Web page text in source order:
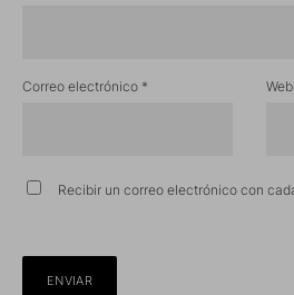
Correo electrónico * Web
Recibir un correo electrónico con